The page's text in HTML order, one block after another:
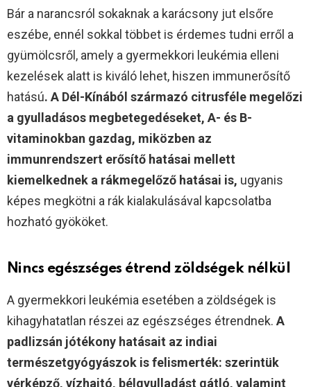
Bár a narancsról sokaknak a karácsony jut elsőre
eszébe, ennél sokkal többet is érdemes tudni erről a
gyümölcsről, amely a gyermekkori leukémia elleni
kezelések alatt is kiváló lehet, hiszen immunerősítő
hatású. A Dél-Kínából származó citrusféle megelőzi
a gyulladásos megbetegedéseket, A- és B-
vitaminokban gazdag, miközben az
immunrendszert erősítő hatásai mellett
kiemelkednek a rákmegelőző hatásai is, ugyanis
képes megkötni a rák kialakulásával kapcsolatba
hozható gyököket.
Nincs egészséges étrend zöldségek nélkül
A gyermekkori leukémia esetében a zöldségek is
kihagyhatatlan részei az egészséges étrendnek. A
padlizsán jótékony hatásait az indiai
természetgyógyászok is felismerték: szerintük
vérképző, vízhajtó, bélgyulladást gátló, valamint